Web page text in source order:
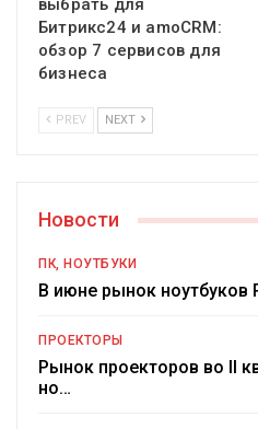
выбрать для
Битрикс24 и amoCRM:
обзор 7 сервисов для
бизнеса
PREV NEXT
Новости
ПК, НОУТБУКИ
В июне рынок ноутбуков
ПРОЕКТОРЫ
Рынок проекторов во II
но…